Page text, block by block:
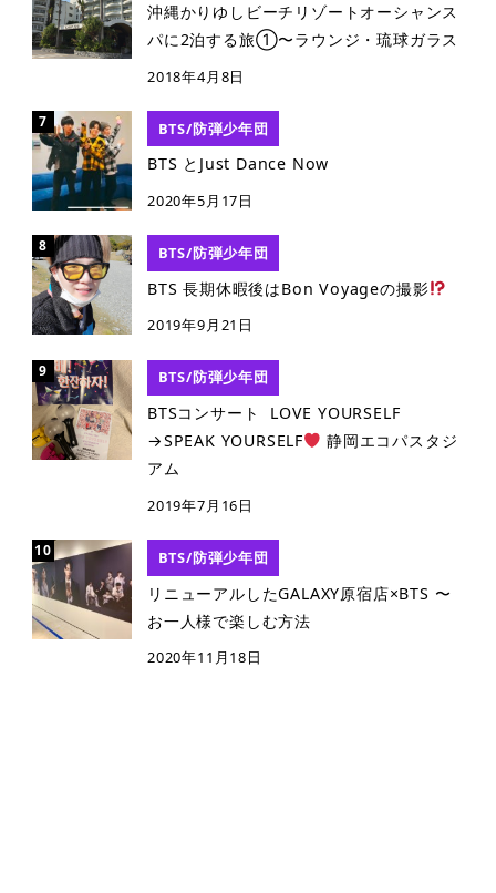
沖縄かりゆしビーチリゾートオーシャンス
パに2泊する旅①〜ラウンジ・琉球ガラス
2018年4月8日
BTS/防弾少年団
BTS とJust Dance Now
2020年5月17日
BTS/防弾少年団
BTS 長期休暇後はBon Voyageの撮影
2019年9月21日
BTS/防弾少年団
BTSコンサート LOVE YOURSELF
→SPEAK YOURSELF
静岡エコパスタジ
アム
2019年7月16日
BTS/防弾少年団
リニューアルしたGALAXY原宿店×BTS 〜
お一人様で楽しむ方法
2020年11月18日